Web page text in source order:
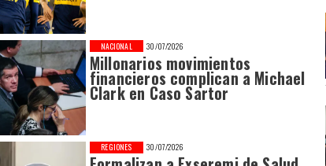
30/07/2026
Millonarios movimientos
financieros complican a Michael
Clark en Caso Sartor
NACIONAL
30/07/2026
REGIONES